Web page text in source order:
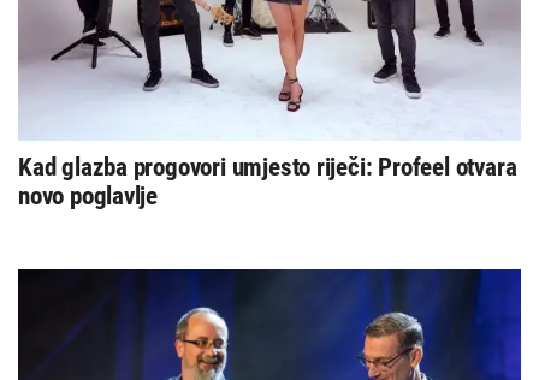
Kad glazba progovori umjesto riječi: Profeel otvara
novo poglavlje